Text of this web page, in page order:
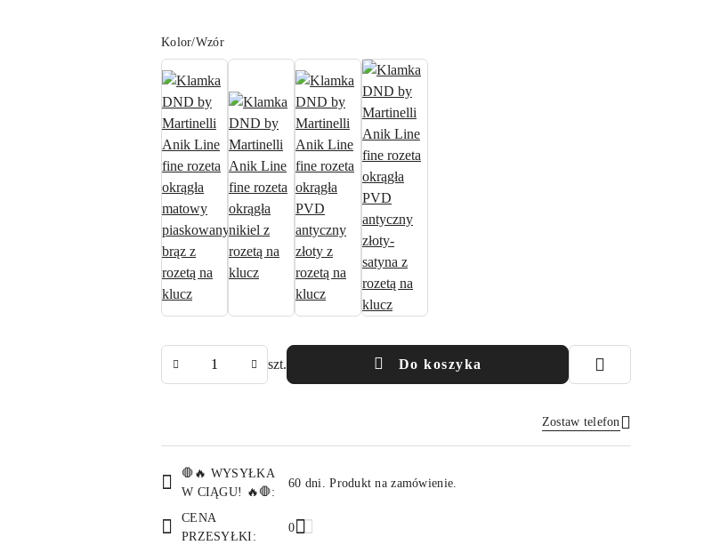
Wariant
Kolor/Wzór
szt. Do koszyka
Zostaw telefon
Wyślij
Dostępność
i
dostawa
🛑🔥 WYSYŁKA
W CIĄGU! 🔥🛑:
60 dni. Produkt na zamówienie.
CENA
PRZESYŁKI:
0